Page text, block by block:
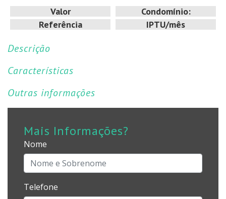
Valor
Referência
Condomínio:
IPTU/mês
Descrição
Características
Outras informações
Mais Informações?
Nome
Telefone